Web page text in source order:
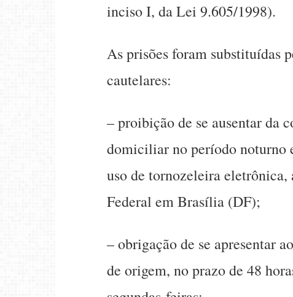
inciso I, da Lei 9.605/1998).
As prisões foram substituídas
cautelares:
– proibição de se ausentar da
domiciliar no período noturno
uso de tornozeleira
Federal em Brasília (DF);
– obrigação de se apresentar
de origem, no prazo de 48